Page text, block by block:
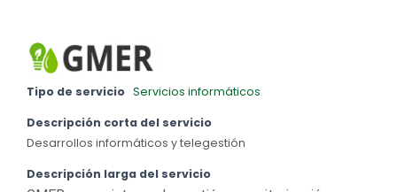
Tipo de servicio Servicios informáticos
Descripción corta del servicio
Desarrollos informáticos y telegestión
Descripción larga del servicio